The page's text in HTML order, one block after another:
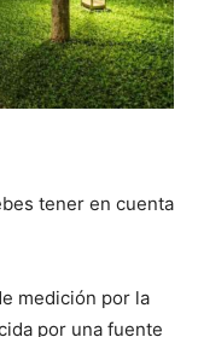
tener en cuenta
medición por la
por una fuente